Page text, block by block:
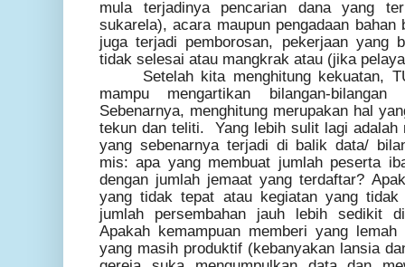
mula terjadinya pencarian dana yang
sukarela), acara maupun pengadaan
juga terjadi pemborosan, pekerjaan yang
tidak selesai atau mangkrak atau (jika
Setelah kita menghitung kekuatan,
mampu mengartikan bilangan-
Sebenarnya, menghitung merupakan hal
tekun dan teliti. Yang lebih sulit lagi adalah
yang sebenarnya terjadi di balik data/
mis: apa yang membuat jumlah peserta
dengan jumlah jemaat yang terdaftar?
yang tidak tepat atau kegiatan yang tidak
jumlah persembahan jauh lebih sedikit
Apakah kemampuan memberi yang
yang masih produktif (kebanyakan lansia